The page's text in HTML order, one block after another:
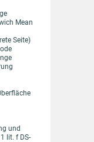
Mean
Seite)
und
lit. f DS-